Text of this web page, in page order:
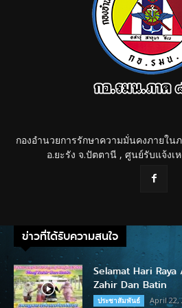
กองอำนวยการรักษาความมั่นคงภายใ
อ.ยะรัง จ.ปัตตานี , ศูนย์รับแจ้งเ
ข่าวที่ได้รับความสนใจ
Selamat Hari
Zahir Dan Batin
ประชาสัมพันธ์ April 22,